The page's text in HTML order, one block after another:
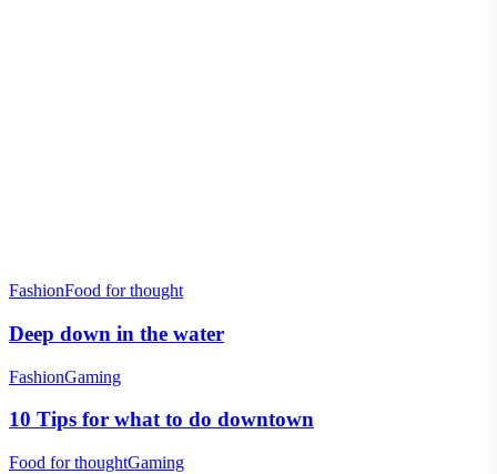
FashionFood for thought
Deep down in the water
FashionGaming
10 Tips for what to do downtown
Food for thoughtGaming